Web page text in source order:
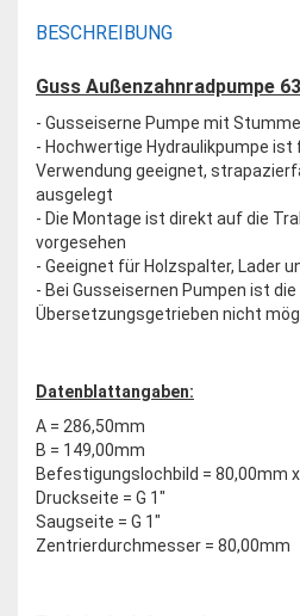
BESCHREIBUNG
Guss Außenzahnradpumpe
- Gusseiserne Pumpe mit Stummel
- Hochwertige Hydraulikpumpe
Verwendung geeignet,
ausgelegt
- Die Montage ist direkt auf die
vorgesehen
- Geeignet für Holzspalter, Lader
- Bei Gusseisernen Pumpen ist
Übersetzungsgetrieben nicht
Datenblattangaben:
A = 286,50mm
B = 149,00mm
Befestigungslochbild = 80,00mm
Druckseite = G 1"
Saugseite = G 1"
Zentrierdurchmesser = 80,00mm